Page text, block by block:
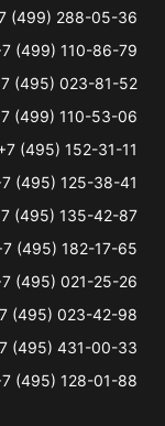
(499) 288-05-36
(499) 110-86-79
(495) 023-81-52
(499) 110-53-06
(495) 152-31-11
(495) 125-38-41
(495) 135-42-87
(495) 182-17-65
(495) 021-25-26
(495) 023-42-98
(495) 431-00-33
(495) 128-01-88